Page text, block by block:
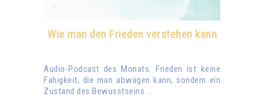
Wie man den Frieden verstehen kann
Audio-Podcast des Monats: Frieden ist keine
Fähigkeit, die man abwägen kann, sondern ein
Zustand des Bewusstseins ...